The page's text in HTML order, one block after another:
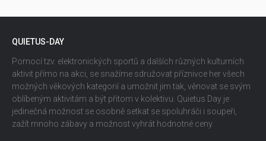
QUIETUS-DAY
Pomocí tzv. elektronických sportů a dalších různých kulturních
aktivit přímo na akci, se snažíme sdružovat příznivce her všech
možných věkových kategorií a umožnit jim tak, věnovat se svým
oblíbeným aktivitám a být přitom v kolektivu. Quietus Day je
jedinečná možnost se osobně setkat se spoluhráči i soupeři,
zažít mnoho zábavy a možnost vyhrát hodnotné ceny.